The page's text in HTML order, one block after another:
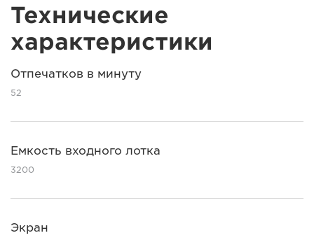
Технические
характеристики
Отпечатков в минуту
52
Емкость входного лотка
3200
Экран